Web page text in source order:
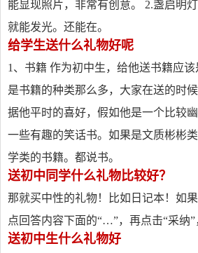
能显现照片，非常有创意。 2.盏启明
就能发光。还能在。
给学生送什么礼物好呢
1、书籍 作为初中生，给他送书籍应
是书籍的种类那么多，大家在送的时
据他平时的喜好，假如他是一个比较
一些有趣的笑话书。如果是文质彬彬
学类的书籍。都说书。
送初中同学什么礼物比较好？
那就买中性的礼物！比如日记本！如
点回答内容下面的“…”，再点击“采纳”
送初中生什么礼物好